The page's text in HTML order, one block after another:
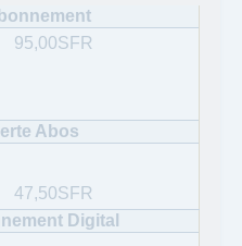
95,00SFR
47,50SFR